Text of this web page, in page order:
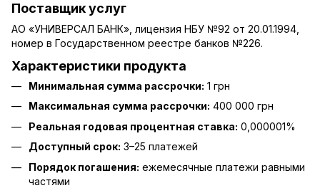
Поставщик услуг
АО «УНИВЕРСАЛ БАНК», лицензия НБУ №92 от 20.01.1994,
номер в Государственном реестре банков №226.
Характеристики продукта
Минимальная сумма рассрочки: 1 грн
Максимальная сумма рассрочки: 400 000 грн
Реальная годовая процентная ставка: 0,000001%
Доступный срок: 3–25 платежей
Порядок погашения: ежемесячные платежи равными
частями